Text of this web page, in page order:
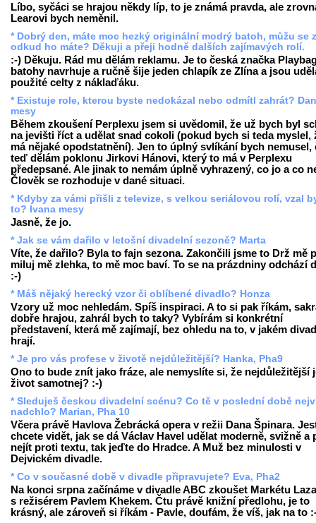
Líbo, syčáci se hrajou někdy líp, to je známá pravda, ale
Learovi bych neměnil.
* Dobrý den, máte moc hezký originální modrý batoh, můžu se
odkud ho máte? Děkuji a přeji hodně dalších zajímavých rolí.
:-) Děkuju. Rád mu dělám reklamu. Je to česká značka
batohy navrhuje a ručně šije jeden chlapík ze Zlína a jsou
použité celty z náklaďáku.
* Existuje role, kterou byste nedokázal nebo odmítl zahrát?
mesy
Během zkoušení Perplexu jsem si uvědomil, že už bych byl
na jevišti říct a udělat snad cokoli (pokud bych si teda myslel,
má nějaké opodstatnění). Jen to úplný svlíkání bych nemusel,
teď dělám poklonu Jirkovi Hánovi, který to má v Perplexu
předepsané. Ale jinak to nemám úplně vyhrazený, co jo a co
Člověk se rozhoduje v dané situaci.
* Kdyby za vámi přišli z televize, s velkou seriálovou rolí, vzal
to? Ivana mesy
Jasně, že jo.
* Jak se vám dařilo v letošní divadelní sezoně? Marta
Víte, že dařilo? Byla to fajn sezona. Zakončili jsme to Drž mě
miluj mě zlehka, to mě moc baví. To se na prázdniny odchází
:-)
* Máš nějaký herecký vzor či oblíbené divadlo? Honza
Vzory už moc nehledám. Spíš inspiraci. A to si pak říkám,
dobře hrajou, zahrál bych to taky? Vybírám si konkrétní
představení, která mě zajímají, bez ohledu na to, v jakém
hrají.
* Je pro vás profese v životě nejdůležitější? Hanka, Pha9
Ono to bude znít jako fráze, ale nemyslíte si, že nejdůležitější
život samotnej? :-)
* Sleduješ českou divadelní scénu? Co tě v poslední době
nadchlo? Marian, Pha 10
Včera právě Havlova Žebrácká opera v režii Dana Špinara.
chcete vidět, jak se dá Václav Havel udělat moderně, svižně a
nejít proti textu, tak jeďte do Hradce. A Muž bez minulosti v
Dejvickém divadle.
* Co v současné době v divadle připravujete? Eva, Pha2
Na konci srpna začínáme v divadle ABC zkoušet Markétu
s režisérem Pavlem Khekem. Čtu právě knižní předlohu, je to
krásný, ale zároveň si říkám - Pavle, doufám, že víš, jak na to